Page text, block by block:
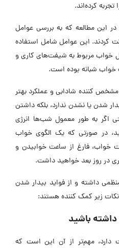
کرده‌اند.
هزار نفر از 13 کشور در این مطالعه که به بررسی عوامل
کردند. این عوامل شامل استفاده
خواب مربوط به شیفت‌های کاری و
شبانه بوده است.
کننده شادابی و عملکرد بهتر
شدن یا نشدن ندارد، بلکه داشتن
اگر به طور معمول شب‌ها انرژی
در صورتی که یک الگوی خواب
باشید (6 تا 9 ساعت خواب، فارغ از ساعت خوابیدن و
در روز بعد خواهید داشت.
داشته و از فواید بیدار شدن
زیر کمک کننده هستند:
باشید
دارد، مهم‌تر از آن این است که